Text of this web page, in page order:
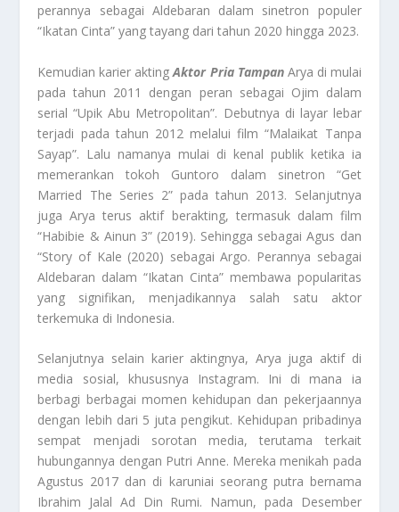
perannya sebagai Aldebaran dalam sinetron populer
“Ikatan Cinta” yang tayang dari tahun 2020 hingga 2023.
Kemudian karier aktingAktor Pria TampanArya di mulai
pada tahun 2011 dengan peran sebagai Ojim dalam
serial “Upik Abu Metropolitan”. Debutnya di layar lebar
terjadi pada tahun 2012 melalui film “Malaikat Tanpa
Sayap”. Lalu namanya mulai di kenal publik ketika ia
memerankan tokoh Guntoro dalam sinetron “Get
Married The Series 2” pada tahun 2013. Selanjutnya
juga Arya terus aktif berakting, termasuk dalam film
“Habibie & Ainun 3” (2019). Sehingga sebagai Agus dan
“Story of Kale (2020) sebagai Argo. Perannya sebagai
Aldebaran dalam “Ikatan Cinta” membawa popularitas
yang signifikan, menjadikannya salah satu aktor
terkemuka di Indonesia.
Selanjutnya selain karier aktingnya, Arya juga aktif di
media sosial, khususnya Instagram. Ini di mana ia
berbagi berbagai momen kehidupan dan pekerjaannya
dengan lebih dari 5 juta pengikut. Kehidupan pribadinya
sempat menjadi sorotan media, terutama terkait
hubungannya dengan Putri Anne. Mereka menikah pada
Agustus 2017 dan di karuniai seorang putra bernama
Ibrahim Jalal Ad Din Rumi. Namun, pada Desember